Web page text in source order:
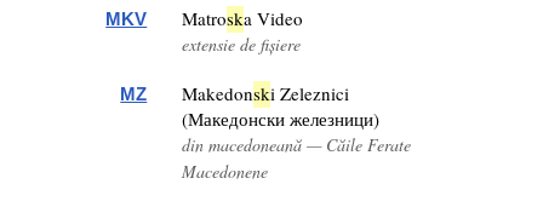
MKV Matroska Video
extensie de fișiere
MZ Makedonski Zeleznici
(Македонски железници)
din macedoneană — Căile Ferate
Macedonene